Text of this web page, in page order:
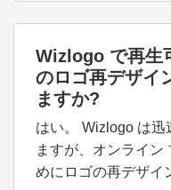
Wizlogo で再生
のロゴ再デザイ
ますか?
はい。 Wizlogo は
ますが、オンライン
めにロゴの再デザイ